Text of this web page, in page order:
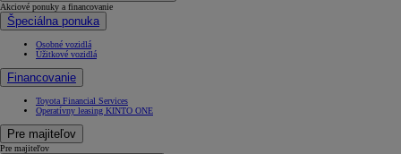
Akciové ponuky a financovanie
Špeciálna ponuka
Osobné vozidlá
Úžitkové vozidlá
Financovanie
Toyota Financial Services
Operatívny leasing KINTO ONE
Pre majiteľov
Pre majiteľov